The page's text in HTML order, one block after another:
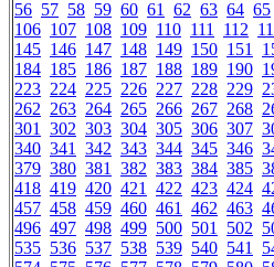
56 57 58 59 60 61 62 63 64 65
106 107 108 109 110 111 112
145 146 147 148 149 150 151
184 185 186 187 188 189 190
223 224 225 226 227 228 229
262 263 264 265 266 267 268
301 302 303 304 305 306 307
340 341 342 343 344 345 346
379 380 381 382 383 384 385
418 419 420 421 422 423 424
457 458 459 460 461 462 463
496 497 498 499 500 501 502
535 536 537 538 539 540 541